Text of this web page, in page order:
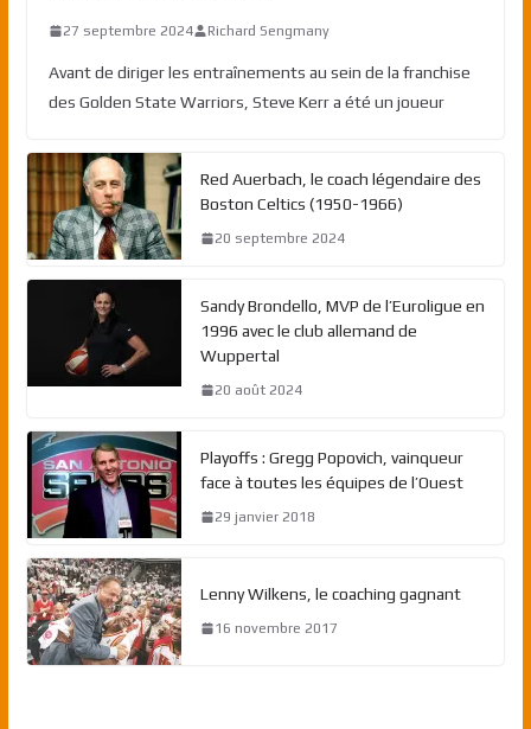
27 septembre 2024 Richard Sengmany
Avant de diriger les entraînements au sein de la franchise
des Golden State Warriors, Steve Kerr a été un joueur
Red Auerbach, le coach légendaire des
Boston Celtics (1950-1966)
20 septembre 2024
Sandy Brondello, MVP de l’Euroligue en
1996 avec le club allemand de
Wuppertal
20 août 2024
Playoffs : Gregg Popovich, vainqueur
face à toutes les équipes de l’Ouest
29 janvier 2018
Lenny Wilkens, le coaching gagnant
16 novembre 2017